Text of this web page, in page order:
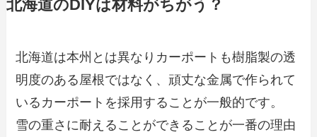
北海道のDIYは材料がちがう？
北海道は本州とは異なりカーポートも樹脂製の透
明度のある屋根ではなく、頑丈な金属で作られて
いるカーポートを採用することが一般的です。
雪の重さに耐えることができることが一番の理由